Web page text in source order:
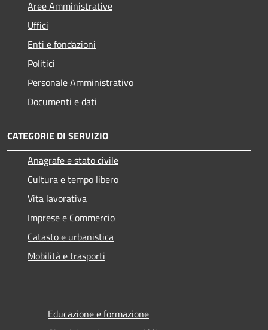
Aree Amministrative
Uffici
Enti e fondazioni
Politici
Personale Amministrativo
Documenti e dati
CATEGORIE DI SERVIZIO
Anagrafe e stato civile
Cultura e tempo libero
Vita lavorativa
Imprese e Commercio
Catasto e urbanistica
Mobilità e trasporti
Educazione e formazione